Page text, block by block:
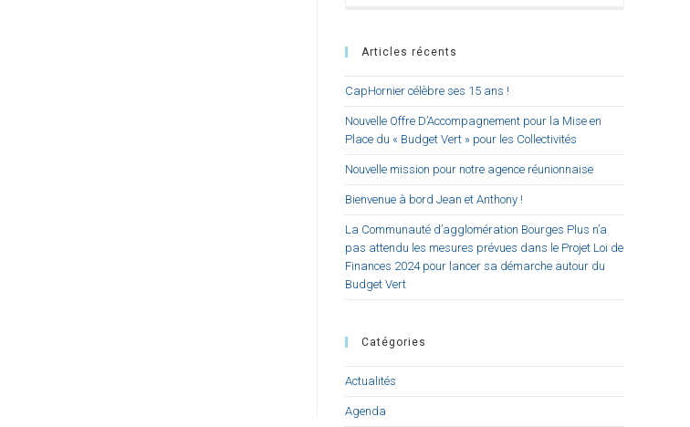
Articles récents
CapHornier célèbre ses 15 ans !
Nouvelle Offre D’Accompagnement pour la Mise en
Place du « Budget Vert » pour les Collectivités
Nouvelle mission pour notre agence réunionnaise
Bienvenue à bord Jean et Anthony !
La Communauté d’agglomération Bourges Plus n’a
pas attendu les mesures prévues dans le Projet Loi de
Finances 2024 pour lancer sa démarche autour du
Budget Vert
Catégories
Actualités
Agenda